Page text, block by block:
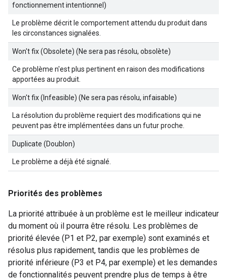
fonctionnement intentionnel)
Le problème décrit le comportement attendu du produit dans
les circonstances signalées.
Won't fix (Obsolete) (Ne sera pas résolu, obsolète)
Ce problème n'est plus pertinent en raison des modifications
apportées au produit.
Won't fix (Infeasible) (Ne sera pas résolu, infaisable)
La résolution du problème requiert des modifications qui ne
peuvent pas être implémentées dans un futur proche.
Duplicate (Doublon)
Le problème a déjà été signalé.
Priorités des problèmes
La priorité attribuée à un problème est le meilleur indicateur
du moment où il pourra être résolu. Les problèmes de
priorité élevée (P1 et P2, par exemple) sont examinés et
résolus plus rapidement, tandis que les problèmes de
priorité inférieure (P3 et P4, par exemple) et les demandes
de fonctionnalités peuvent prendre plus de temps à être